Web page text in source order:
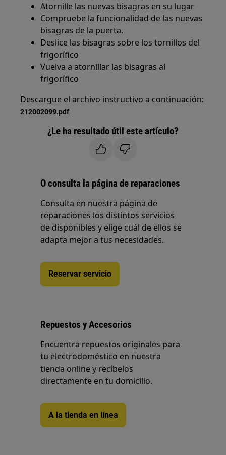
Atornille las nuevas bisagras en su lugar
Compruebe la funcionalidad de las nuevas
bisagras de la puerta.
Deslice las bisagras sobre los tornillos del
frigorífico
Vuelva a atornillar las bisagras al
frigorífico
Descargue el archivo instructivo a continuación:
212002099.pdf
¿Le ha resultado útil este artículo?
O consulta la página de reparaciones
Consulta en nuestra página de
reparaciones los distintos servicios
de disponibles y elige cuál de ellos se
adapta mejor a tus necesidades.
Reservar servicio
Repuestos y Accesorios
Encuentra repuestos originales para
tu electrodoméstico en nuestra
tienda online y recíbelos
directamente en tu domicilio.
A la tienda en línea